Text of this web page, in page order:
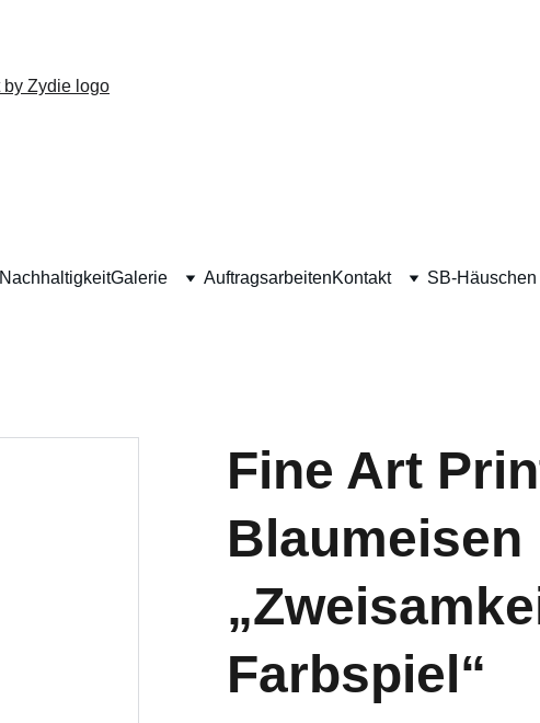
NachhaltigkeitGalerie AuftragsarbeitenKontakt SB-Häuschen
Fine Art
Blaumeisen
Farbspiel“